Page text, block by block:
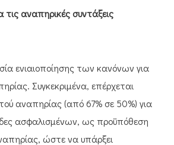
τις αναπηρικές συντάξεις
ενιαιοποίησης των κανόνων για
Συγκεκριμένα, επέρχεται
αναπηρίας (από 67% σε 50%) για
ασφαλισμένων, ως προϋπόθεση
ώστε να υπάρξει